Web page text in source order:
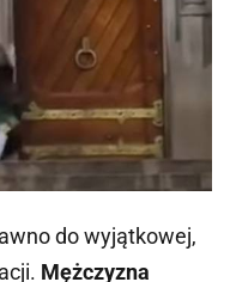
do wyjątkowej,
Mężczyzna